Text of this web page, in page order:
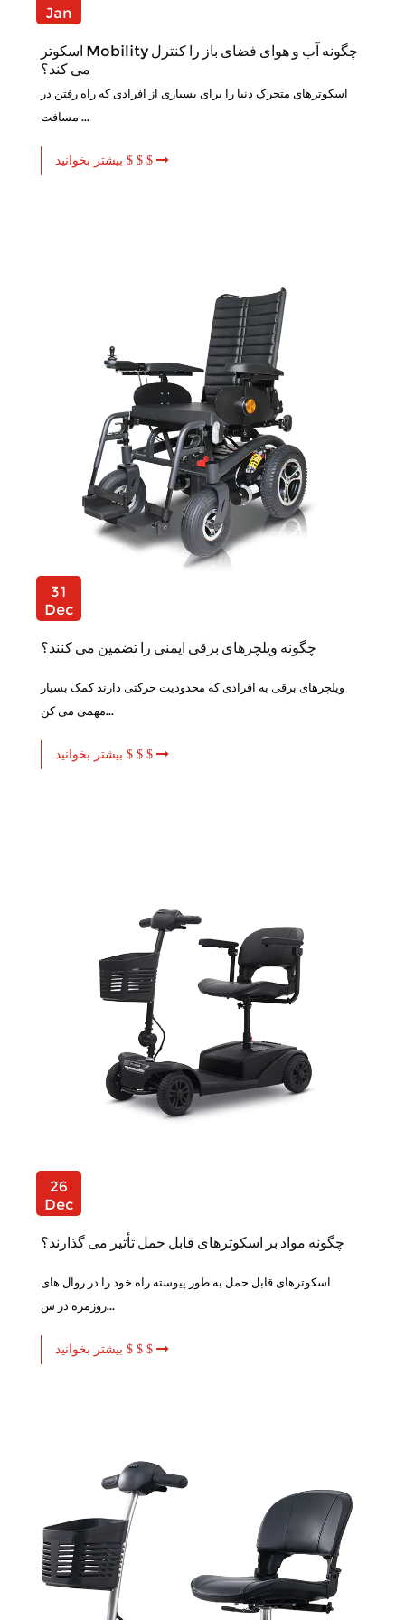
Jan
اسکوتر Mobility چگونه آب و هوای فضای باز را کنترل
می کند؟
اسکوترهای متحرک دنیا را برای بسیاری از افرادی که راه رفتن در
مسافت ...
بیشتر بخوانید $ $ $
31
Dec
چگونه ویلچرهای برقی ایمنی را تضمین می کنند؟
ویلچرهای برقی به افرادی که محدودیت حرکتی دارند کمک بسیار
مهمی می کن...
بیشتر بخوانید $ $ $
26
Dec
چگونه مواد بر اسکوترهای قابل حمل تأثیر می گذارند؟
اسکوترهای قابل حمل به طور پیوسته راه خود را در روال های
روزمره در س...
بیشتر بخوانید $ $ $